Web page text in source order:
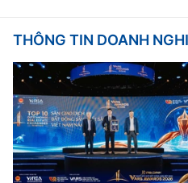
THÔNG TIN DOANH